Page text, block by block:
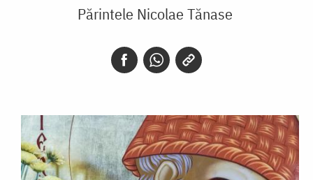
Părintele Nicolae Tănase